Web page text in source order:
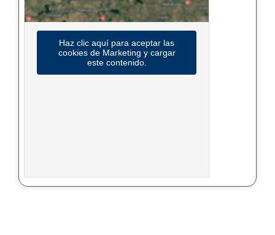
Haz clic aquí para aceptar las
cookies de Marketing y cargar
este contenido.